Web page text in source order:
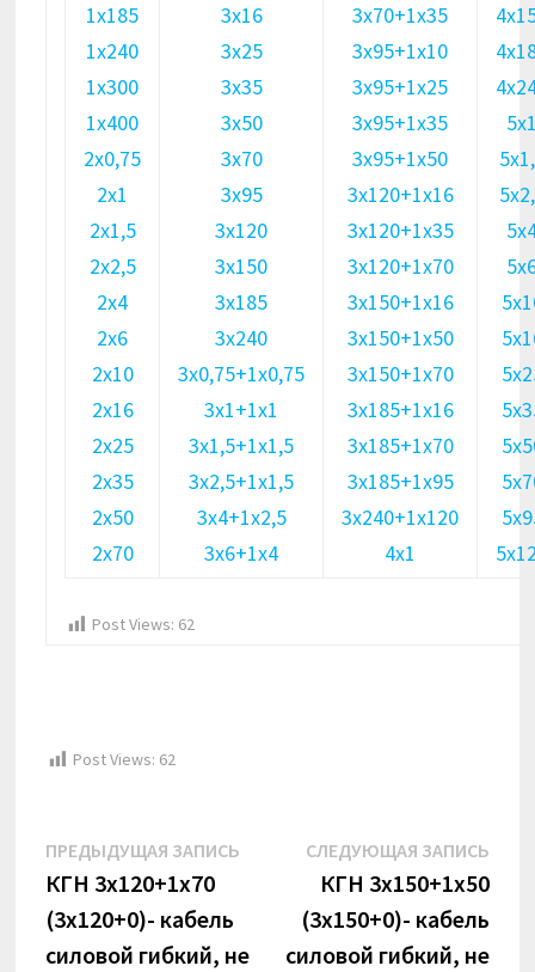
1х185
1х240
1х300
1х400
2х0,75
2х1
2х1,5
2х2,5
2х4
2х6
2х10
2х16
2х25
2х35
2х50
2х70
3х16
3х25
3х35
3х50
3х70
3х95
3х120
3х150
3х185
3х240
3х0,75+1х0,75
3х1+1х1
3х1,5+1х1,5
3х2,5+1х1,5
3х4+1х2,5
3х6+1х4
3х70+1х35
3х95+1х10
3х95+1х25
3х95+1х35
3х95+1х50
3х120+1х16
3х120+1х35
3х120+1х70
3х150+1х16
3х150+1х50
3х150+1х70
3х185+1х16
3х185+1х70
3х185+1х95
3х240+1х120
4х1
Post Views: 62
Post Views: 62
Навигация
по
записям
ПРЕДЫДУЩАЯ ЗАПИСЬ Предыдущая
КГН 3х120+1х70
(3х120+0)- кабель
силовой гибкий, не
СЛЕДУЮЩАЯ ЗАПИСЬ
КГН 3х150+1х50
(3х150+0)- кабель
силовой гибкий, не